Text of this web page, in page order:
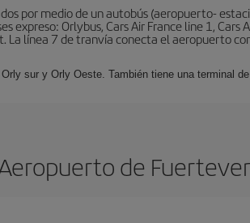
por medio de un autobús (aeropuerto-
expreso: Orlybus, Cars Air France line 1,
La línea 7 de tranvía conecta el aeropuerto
sur y Orly Oeste. También tiene una terminal
de